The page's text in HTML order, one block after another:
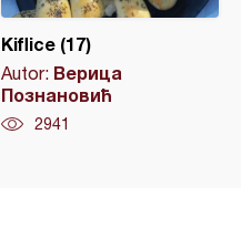
Kiflice (17)
Autor: Верица
Познановић
2941